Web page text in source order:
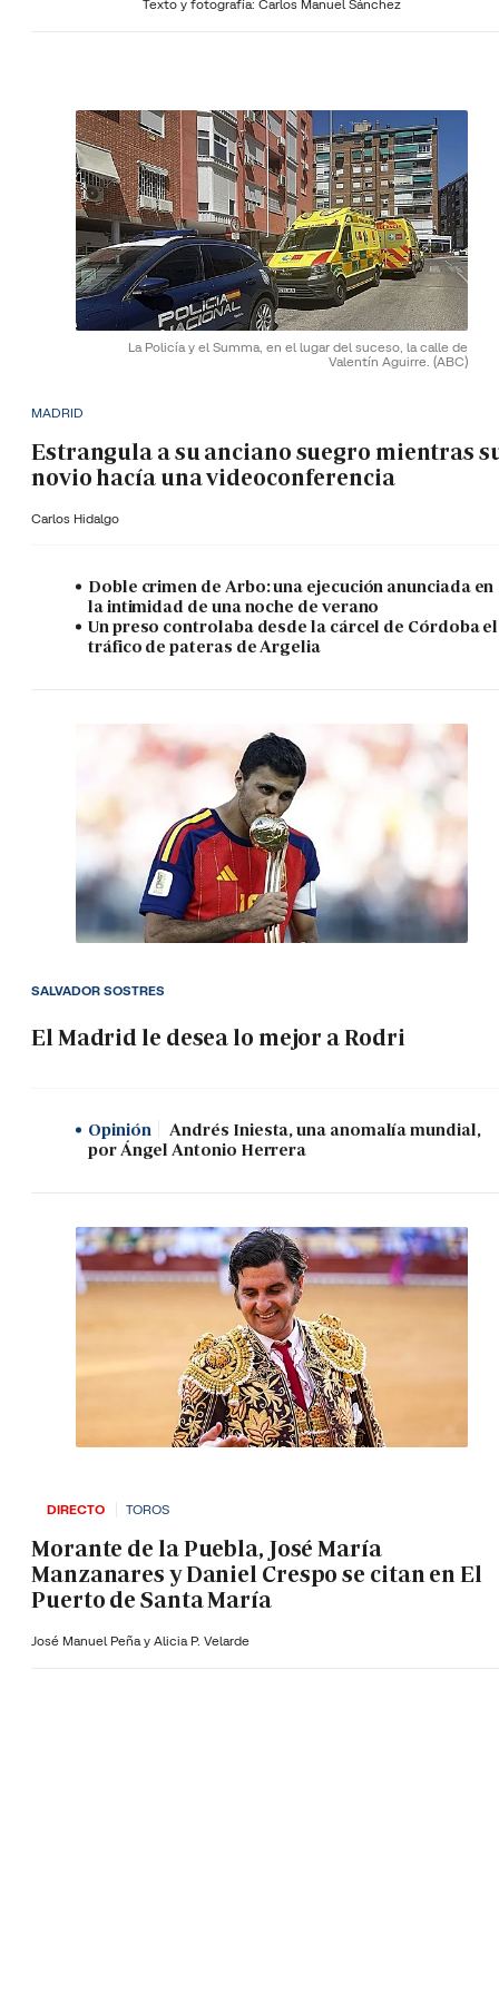
Texto y fotografía: Carlos Manuel Sánchez
La Policía y el Summa, en el lugar del suceso, la calle de
Valentín Aguirre. (ABC)
MADRID
Estrangula a su anciano suegro mientras
novio hacía una videoconferencia
Carlos Hidalgo
Doble crimen de Arbo: una ejecución anunciada en
la intimidad de una noche de verano
Un preso controlaba desde la cárcel de Córdoba el
tráfico de pateras de Argelia
El Madrid le desea lo mejor a Rodri
SALVADOR SOSTRES
Opinión
Andrés Iniesta, una anomalía mundial,
por Ángel Antonio Herrera
DIRECTO TOROS
Morante de la Puebla, José María
Manzanares y Daniel Crespo se citan en El
Puerto de Santa María
José Manuel Peña y Alicia P. Velarde